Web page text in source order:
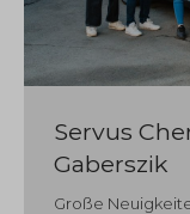
Servus
Gaberszik
Große